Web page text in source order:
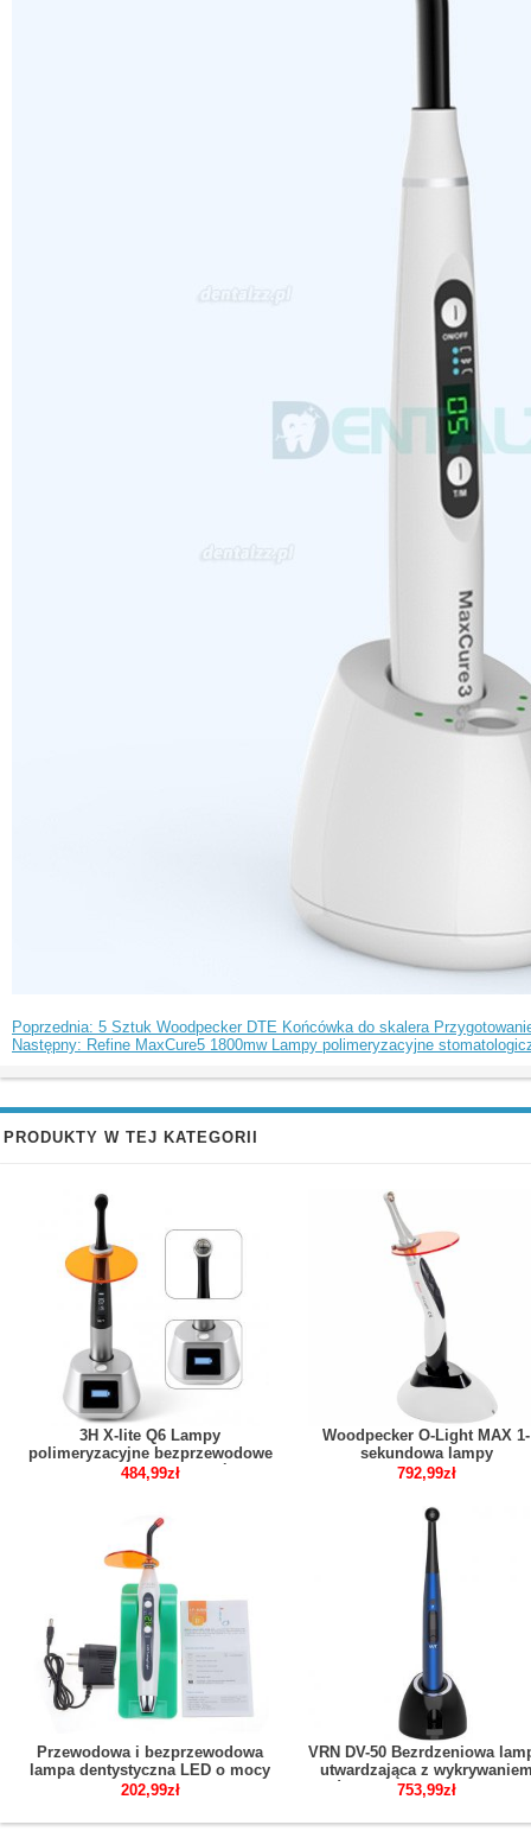
Poprzednia: 5 Sztuk Woodpecker DTE Końcówka do skalera
Następny: Refine MaxCure5 1800mw Lampy polimeryzacyjne
PRODUKTY W TEJ KATEGORII
3H X-lite Q6 Lampy
polimeryzacyjne bezprzewodowe
LED 1 sekundę z miernik światła
484,99zł
Woodpecker O-Light MAX 1-
sekundowa lampy
polimeryzacyjne LED do
792,99zł
Przewodowa i bezprzewodowa
lampa dentystyczna LED o mocy
5W 1500mw
202,99zł
VRN DV-50 Bezrdzeniowa
utwardzająca z
próchnicy i radiometrem
753,99zł